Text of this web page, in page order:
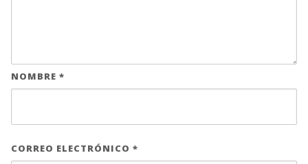
NOMBRE *
CORREO ELECTRÓNICO *